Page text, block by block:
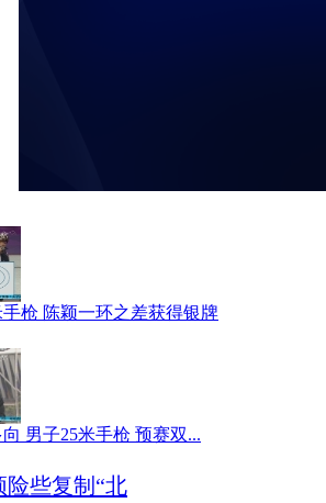
枪 陈颖一环之差获得银牌
男子25米手枪 预赛双...